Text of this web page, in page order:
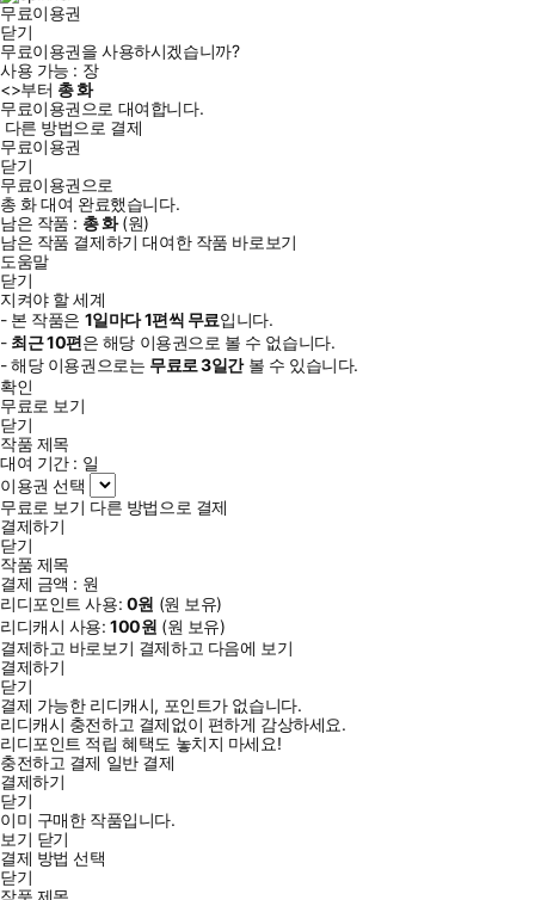
무료이용권
닫기
무료이용권을 사용하시겠습니까?
사용 가능 : 장
<>부터 총화
무료이용권으로 대여합니다.
다른 방법으로 결제
무료이용권
닫기
무료이용권으로
총 화대여 완료했습니다.
남은 작품 : 총화(원)
남은 작품 결제하기 대여한 작품 바로보기
도움말
닫기
지켜야 할 세계
- 본 작품은 1일마다1편씩 무료입니다.
- 최근10편은 해당 이용권으로 볼 수 없습니다.
- 해당 이용권으로는 무료로3일간볼 수 있습니다.
확인
무료로 보기
닫기
작품 제목
대여 기간 : 일
이용권 선택
무료로 보기 다른 방법으로 결제
결제하기
닫기
작품 제목
결제 금액 : 원
리디포인트 사용: 0원 (원 보유)
리디캐시 사용:100원 (원 보유)
결제하고 바로보기 결제하고 다음에 보기
결제하기
닫기
결제 가능한 리디캐시, 포인트가 없습니다.
리디캐시 충전하고 결제없이 편하게 감상하세요.
리디포인트 적립 혜택도 놓치지 마세요!
충전하고 결제 일반 결제
결제하기
닫기
이미 구매한 작품입니다.
보기 닫기
결제 방법 선택
닫기
작품 제목